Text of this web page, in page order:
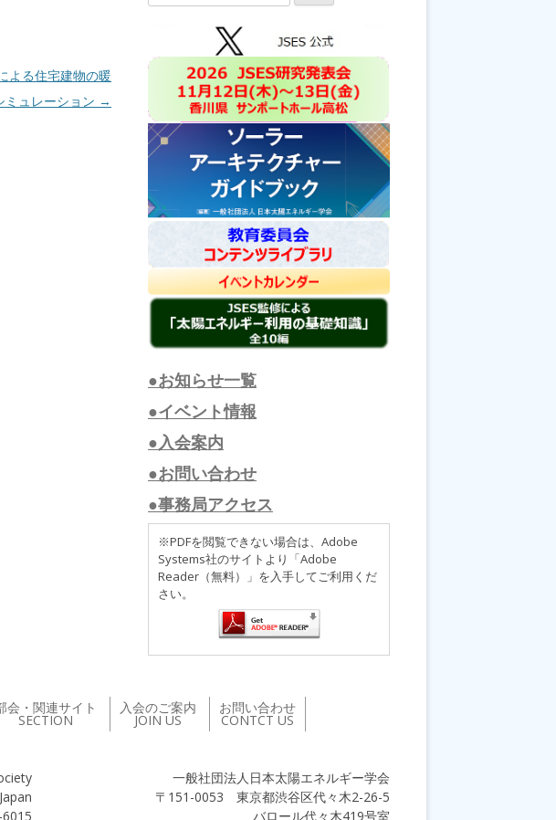
よる住宅建物の暖
ミュレーション →
索:
●お知らせ一覧
●イベント情報
●入会案内
●お問い合わせ
●事務局アクセス
※PDFを閲覧できない場合は、Adobe
Systems社のサイトより「Adobe
Reader（無料）」を入手してご利用くだ
さい。
会・関連サイト
SECTION
入会のご案内
JOIN US
お問い合わせ
CONTCT US
一般社団法人日本太陽エネルギー学会
〒151-0053 東京都渋谷区代々木2-26-5
バロール代々木419号室